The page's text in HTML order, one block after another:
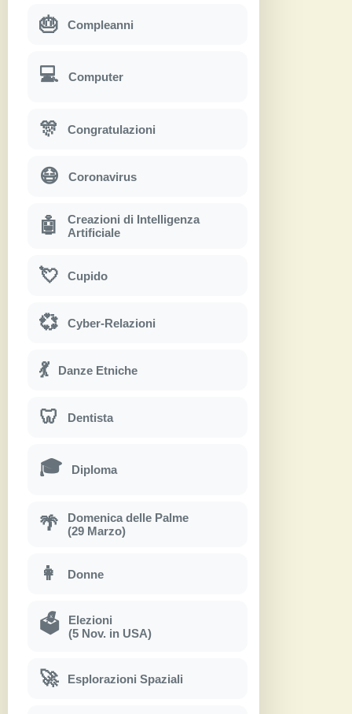
🎂 Compleanni
💻 Computer
🎊 Congratulazioni
😷 Coronavirus
🤖
Creazioni di Intelligenza
Artificiale
💘 Cupido
💞 Cyber-Relazioni
💃 Danze Etniche
🦷 Dentista
🎓 Diploma
🌴
Domenica delle Palme
(29 Marzo)
👩 Donne
🗳
Elezioni
(5 Nov. in USA)
🚀 Esplorazioni Spaziali